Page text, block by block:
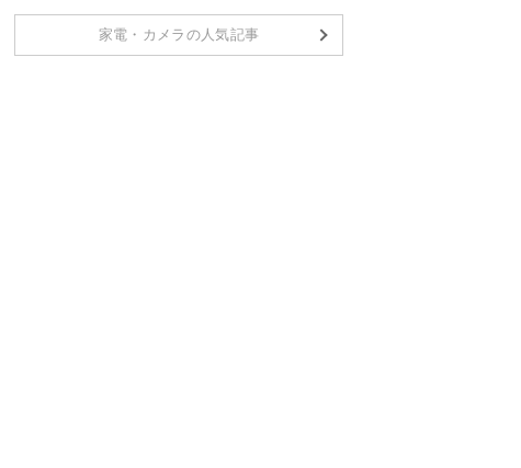
家電・カメラの人気記事